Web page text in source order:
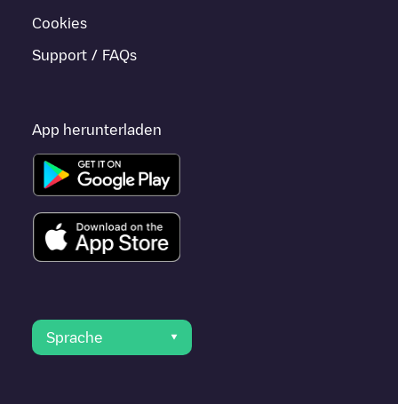
Cookies
Support / FAQs
App herunterladen
Sprache